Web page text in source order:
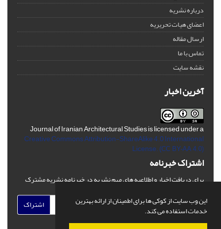
این وب سایت از کوکی ها برای اطمینان از ارائه بهترین
خدمات استفاده می کند.
درباره نشریه
اعضای هیات تحریریه
ارسال مقاله
تماس با ما
نقشه سایت
آخرین اخبار
Journal of Iranian Architectural Studies is licensed under a
Creative Commons Attribution-ShareAlike 4.0 International
License. (CC BY-AA 4.0)
اشتراک خبرنامه
برای دریافت اخبار و اطلاعیه های مهم نشریه در خبرنامه نشریه مشترک
اشتراک